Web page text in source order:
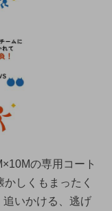
の専用コート
しくもまったく
いかける、逃げ